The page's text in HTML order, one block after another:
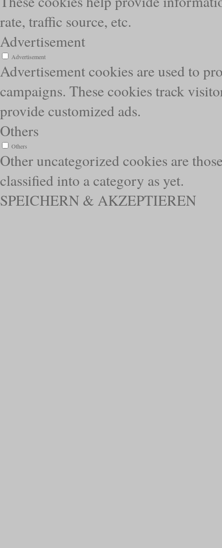
rate, traffic source, etc.
Advertisement
Advertisement
Advertisement cookies are used to
campaigns. These cookies track
provide customized ads.
Others
Others
Other uncategorized cookies are
classified into a category as yet.
SPEICHERN & AKZEPTIEREN